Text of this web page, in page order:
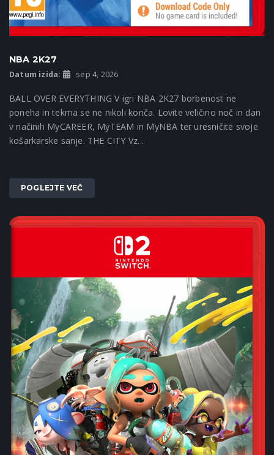
NBA 2K27
Datum izida: sep 4, 2026
BALL OVER EVERYTHING V igri NBA 2K27 borbenost ne
poneha in tekma se ne nikoli konča. Lovite veličino noč in dan
v načinih MyCAREER, MyTEAM in MyNBA ter uresničite svoje
košarkarske sanje. THE CITY Vz...
POGLEJTE VEČ